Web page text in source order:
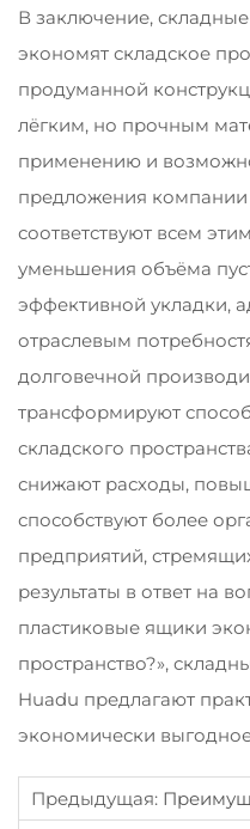
В заключение,
экономят складское
продуманной
лёгким, но прочным
применению и
предложения
соответствуют всем
уменьшения объёма
эффективной укладки,
отраслевым
долговечной
трансформируют
складского
снижают расходы,
способствуют более
предприятий,
результаты в ответ на
пластиковые ящики
пространство?»,
Huadu предлагают
экономически
Предыдущая: